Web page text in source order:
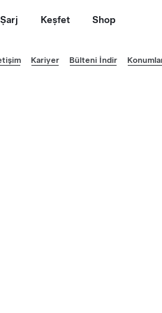
Şarj Keşfet Shop
Kariyer Bülteni İndir